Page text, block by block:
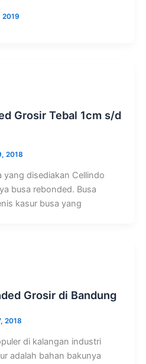
2019
Grosir Tebal 1cm s/d
2018
yang disediakan Cellindo
busa rebonded. Busa
kasur busa yang
Grosir di Bandung
2018
di kalangan industri
adalah bahan bakunya